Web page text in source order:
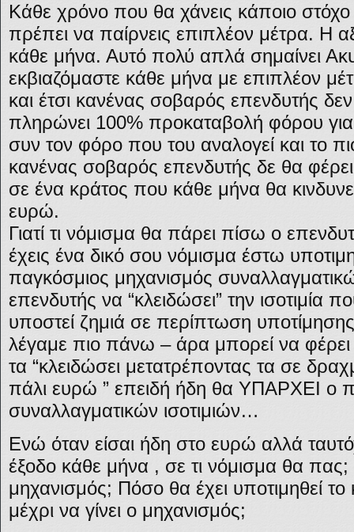
Κάθε χρόνο που θα χάνεις κάποιο
πρέπει να παίρνεις επιπλέον μέτρα. Η
κάθε μήνα. Αυτό πολύ απλά σημαίνει
εκβιαζόμαστε κάθε μήνα με επιπλέον
και έτσι κανένας σοβαρός επενδυτής
πληρώνει 100% προκαταβολή φόρου
συν τον φόρο που του αναλογεί και το
κανένας σοβαρός επενδυτής δε θα
σε ένα κράτος που κάθε μήνα θα
ευρώ.
Γιατί τι νόμισμα θα πάρει πίσω ο
έχεις ένα δικό σου νόμισμα έστω
παγκόσμιος μηχανισμός
επενδυτής να “κλειδώσει” την ισοτιμία
υποστεί ζημιά σε περίπτωση
λέγαμε πιο πάνω – άρα μπορεί να
τα “κλειδώσει μετατρέποντας τα σε
πάλι ευρώ ” επειδή ήδη θα ΥΠΑΡΧΕΙ ο
συναλλαγματικών ισοτιμιών…
Ενώ όταν είσαι ήδη στο ευρώ αλλά
έξοδο κάθε μήνα , σε τι νόμισμα θα πας;
μηχανισμός; Πόσο θα έχει υποτιμηθεί το
μέχρι να γίνει ο μηχανισμός;